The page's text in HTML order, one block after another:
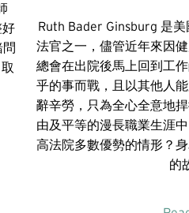
問
Ruth Bader Ginsburg 是
法官之一，儘管近年來因
總會在出院後馬上回到工
乎的事而戰，且以其他人
辭辛勞，只為全心全意地
由及平等的漫長職業生涯
高法院多數優勢的情形？
的